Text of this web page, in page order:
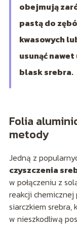
obejmują
pastą do
kwasowych
usunąć
blask srebra.
Folia
metody
Jedną z
czyszczenia
w połączeniu z
reakcji
siarczkiem
w nieszkodliwą